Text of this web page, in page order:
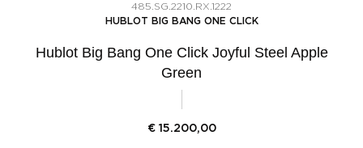
485.SG.2210.RX.1222
HUBLOT BIG BANG ONE CLICK
Hublot Big Bang One Click Joyful Steel Apple
Green
€ 15.200,00